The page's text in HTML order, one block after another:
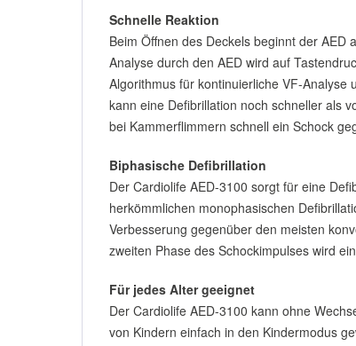
Schnelle Reaktion
Beim Öffnen des Deckels beginnt der
Analyse durch den AED wird auf
Algorithmus für kontinuierliche VF-Analyse
kann eine Defibrillation noch schneller als
bei Kammerflimmern schnell ein Schock
Biphasische Defibrillation
Der Cardiolife AED-3100 sorgt für eine
herkömmlichen monophasischen
Verbesserung gegenüber den meisten
zweiten Phase des Schockimpulses wird
Für jedes Alter geeignet
Der Cardiolife AED-3100 kann ohne
von Kindern einfach in den Kindermodus